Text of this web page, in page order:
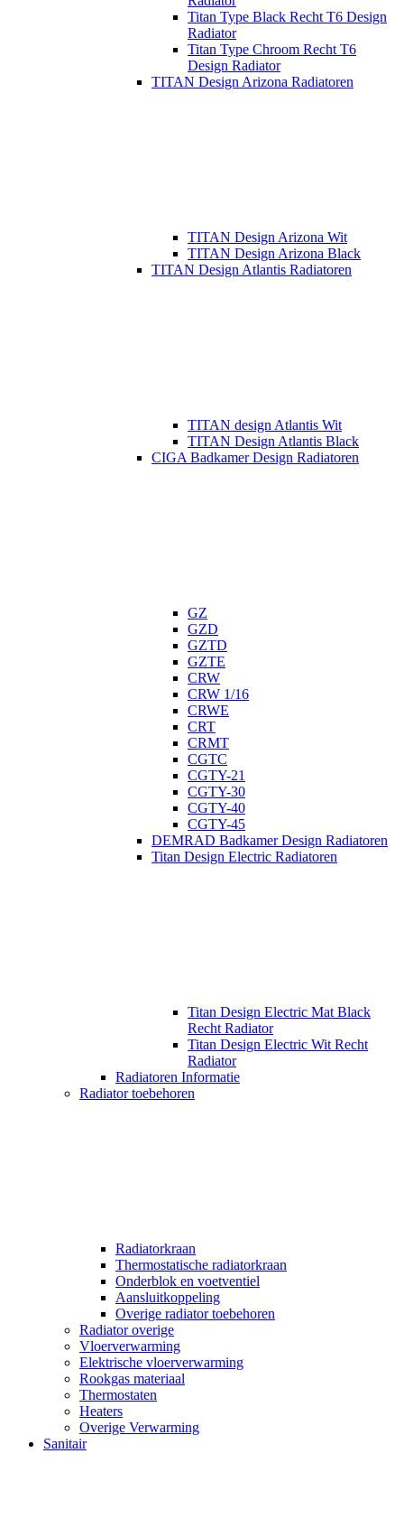
Titan Type Black Recht T6 Design
Radiator
Titan Type Chroom Recht T6
Design Radiator
TITAN Design Arizona Radiatoren
TITAN Design Arizona Wit
TITAN Design Arizona Black
TITAN Design Atlantis Radiatoren
TITAN design Atlantis Wit
TITAN Design Atlantis Black
CIGA Badkamer Design Radiatoren
GZ
GZD
GZTD
GZTE
CRW
CRW 1/16
CRWE
CRT
CRMT
CGTC
CGTY-21
CGTY-30
CGTY-40
CGTY-45
DEMRAD Badkamer Design Radiatoren
Titan Design Electric Radiatoren
Titan Design Electric Mat Black
Recht Radiator
Titan Design Electric Wit Recht
Radiator
Radiatoren Informatie
Radiator toebehoren
Radiatorkraan
Thermostatische radiatorkraan
Onderblok en voetventiel
Aansluitkoppeling
Overige radiator toebehoren
Radiator overige
Vloerverwarming
Elektrische vloerverwarming
Rookgas materiaal
Thermostaten
Heaters
Overige Verwarming
Sanitair